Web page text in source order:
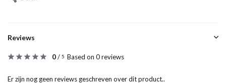
Reviews
0/ 5 Based on 0 reviews
Er zijn nog geen reviews geschreven over dit product..